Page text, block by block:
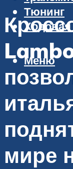
Тюнинг
Ходовая
Меню
мире